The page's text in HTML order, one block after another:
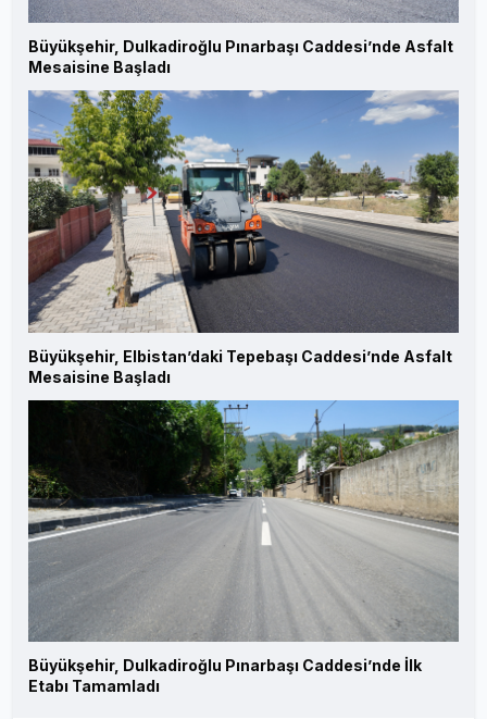
Büyükşehir, Dulkadiroğlu Pınarbaşı Caddesi’nde Asfalt
Mesaisine Başladı
Büyükşehir, Elbistan’daki Tepebaşı Caddesi’nde Asfalt
Mesaisine Başladı
Büyükşehir, Dulkadiroğlu Pınarbaşı Caddesi’nde İlk
Etabı Tamamladı